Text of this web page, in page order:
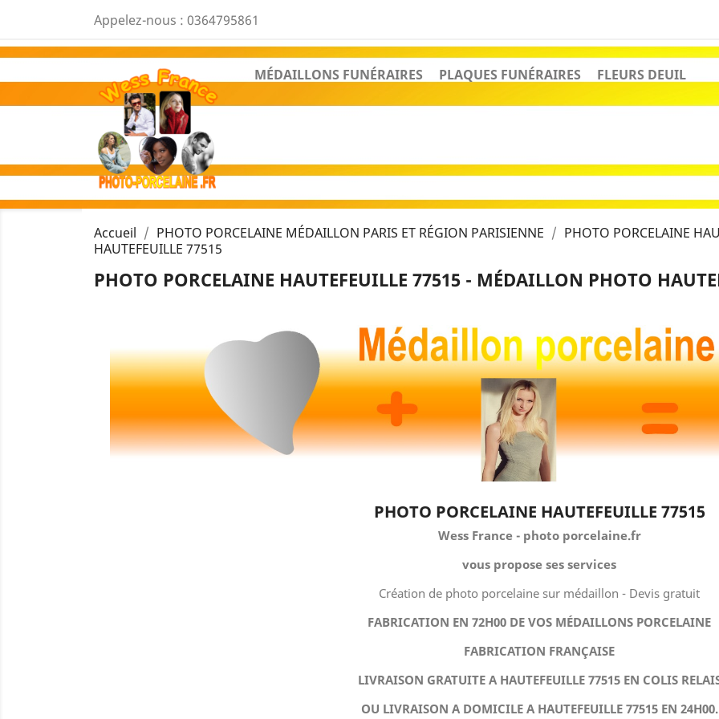
Appelez-nous : 0364795861
MÉDAILLONS FUNÉRAIRES PLAQUES FUNÉRAIRES FLEURS DEUIL
Accueil PHOTO PORCELAINE MÉDAILLON PARIS ET RÉGION PARISIENNE
PHOTO PORCELAINE
HAUTEFEUILLE 77515
PHOTO PORCELAINE HAUTEFEUILLE 77515 - MÉDAILLON PHOTO
PHOTO PORCELAINE HAUTEFEUILLE 77515
Wess France - photo porcelaine.fr
vous propose ses services
Création de photo porcelaine sur médaillon - Devis gratuit
FABRICATION EN 72H00 DE VOS MÉDAILLONS PORCELAINE
FABRICATION FRANÇAISE
LIVRAISON GRATUITE A HAUTEFEUILLE 77515 EN COLIS
OU LIVRAISON A DOMICILE A HAUTEFEUILLE 77515 EN 24H00.